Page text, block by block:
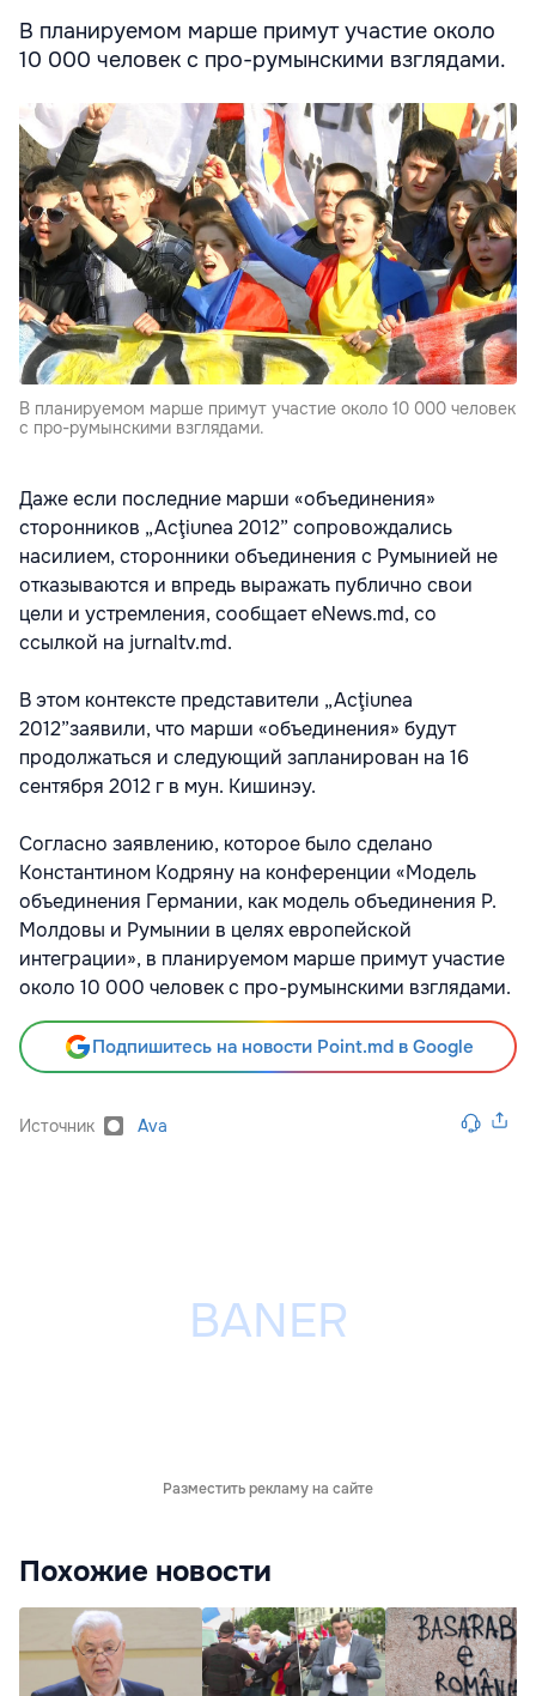
В планируемом марше примут участие около
10 000 человек с про-румынскими взглядами.
В планируемом марше примут участие около 10 000 человек
с про-румынскими взглядами.
Даже если последние марши «объединения»
сторонников „Аcţiunea 2012” сопровождались
насилием, сторонники объединения с Румынией не
отказываются и впредь выражать публично свои
цели и устремления, сообщает eNews.md, со
ссылкой на jurnaltv.md.
В этом контексте представители „Аcţiunea
2012”заявили, что марши «объединения» будут
продолжаться и следующий запланирован на 16
сентября 2012 г в мун. Кишинэу.
Согласно заявлению, которое было сделано
Константином Кодряну на конференции «Модель
объединения Германии, как модель объединения Р.
Молдовы и Румынии в целях европейской
интеграции», в планируемом марше примут участие
около 10 000 человек с про-румынскими взглядами.
Подпишитесь на новости Point.md в Google
Источник Ava
Разместить рекламу на сайте
Похожие новости